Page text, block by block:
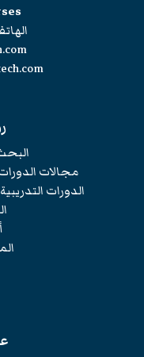
مجالات
الدورات